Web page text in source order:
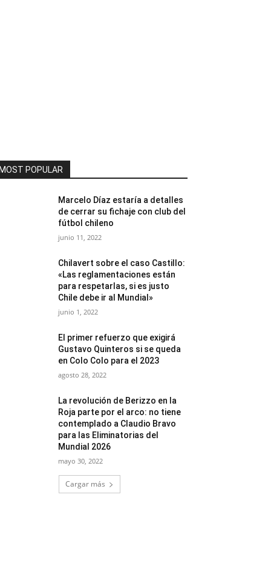
MOST POPULAR
Marcelo Díaz estaría a detalles
de cerrar su fichaje con club del
fútbol chileno
junio 11, 2022
Chilavert sobre el caso Castillo:
«Las reglamentaciones están
para respetarlas, si es justo
Chile debe ir al Mundial»
junio 1, 2022
El primer refuerzo que exigirá
Gustavo Quinteros si se queda
en Colo Colo para el 2023
agosto 28, 2022
La revolución de Berizzo en la
Roja parte por el arco: no tiene
contemplado a Claudio Bravo
para las Eliminatorias del
Mundial 2026
mayo 30, 2022
Cargar más